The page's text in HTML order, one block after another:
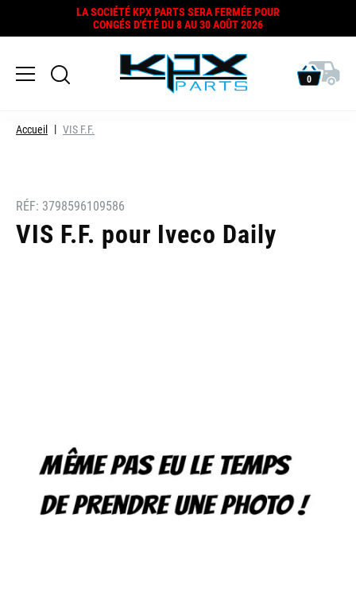
LA SOCIÉTÉ KPX PARTS SERA FERMÉE POUR
CONGÉS D'ÉTÉ DU 8 AU 30 AOÛT 2026
0
Accueil VIS F.F.
RÉF: 3798596109586
VIS F.F. pour Iveco Daily